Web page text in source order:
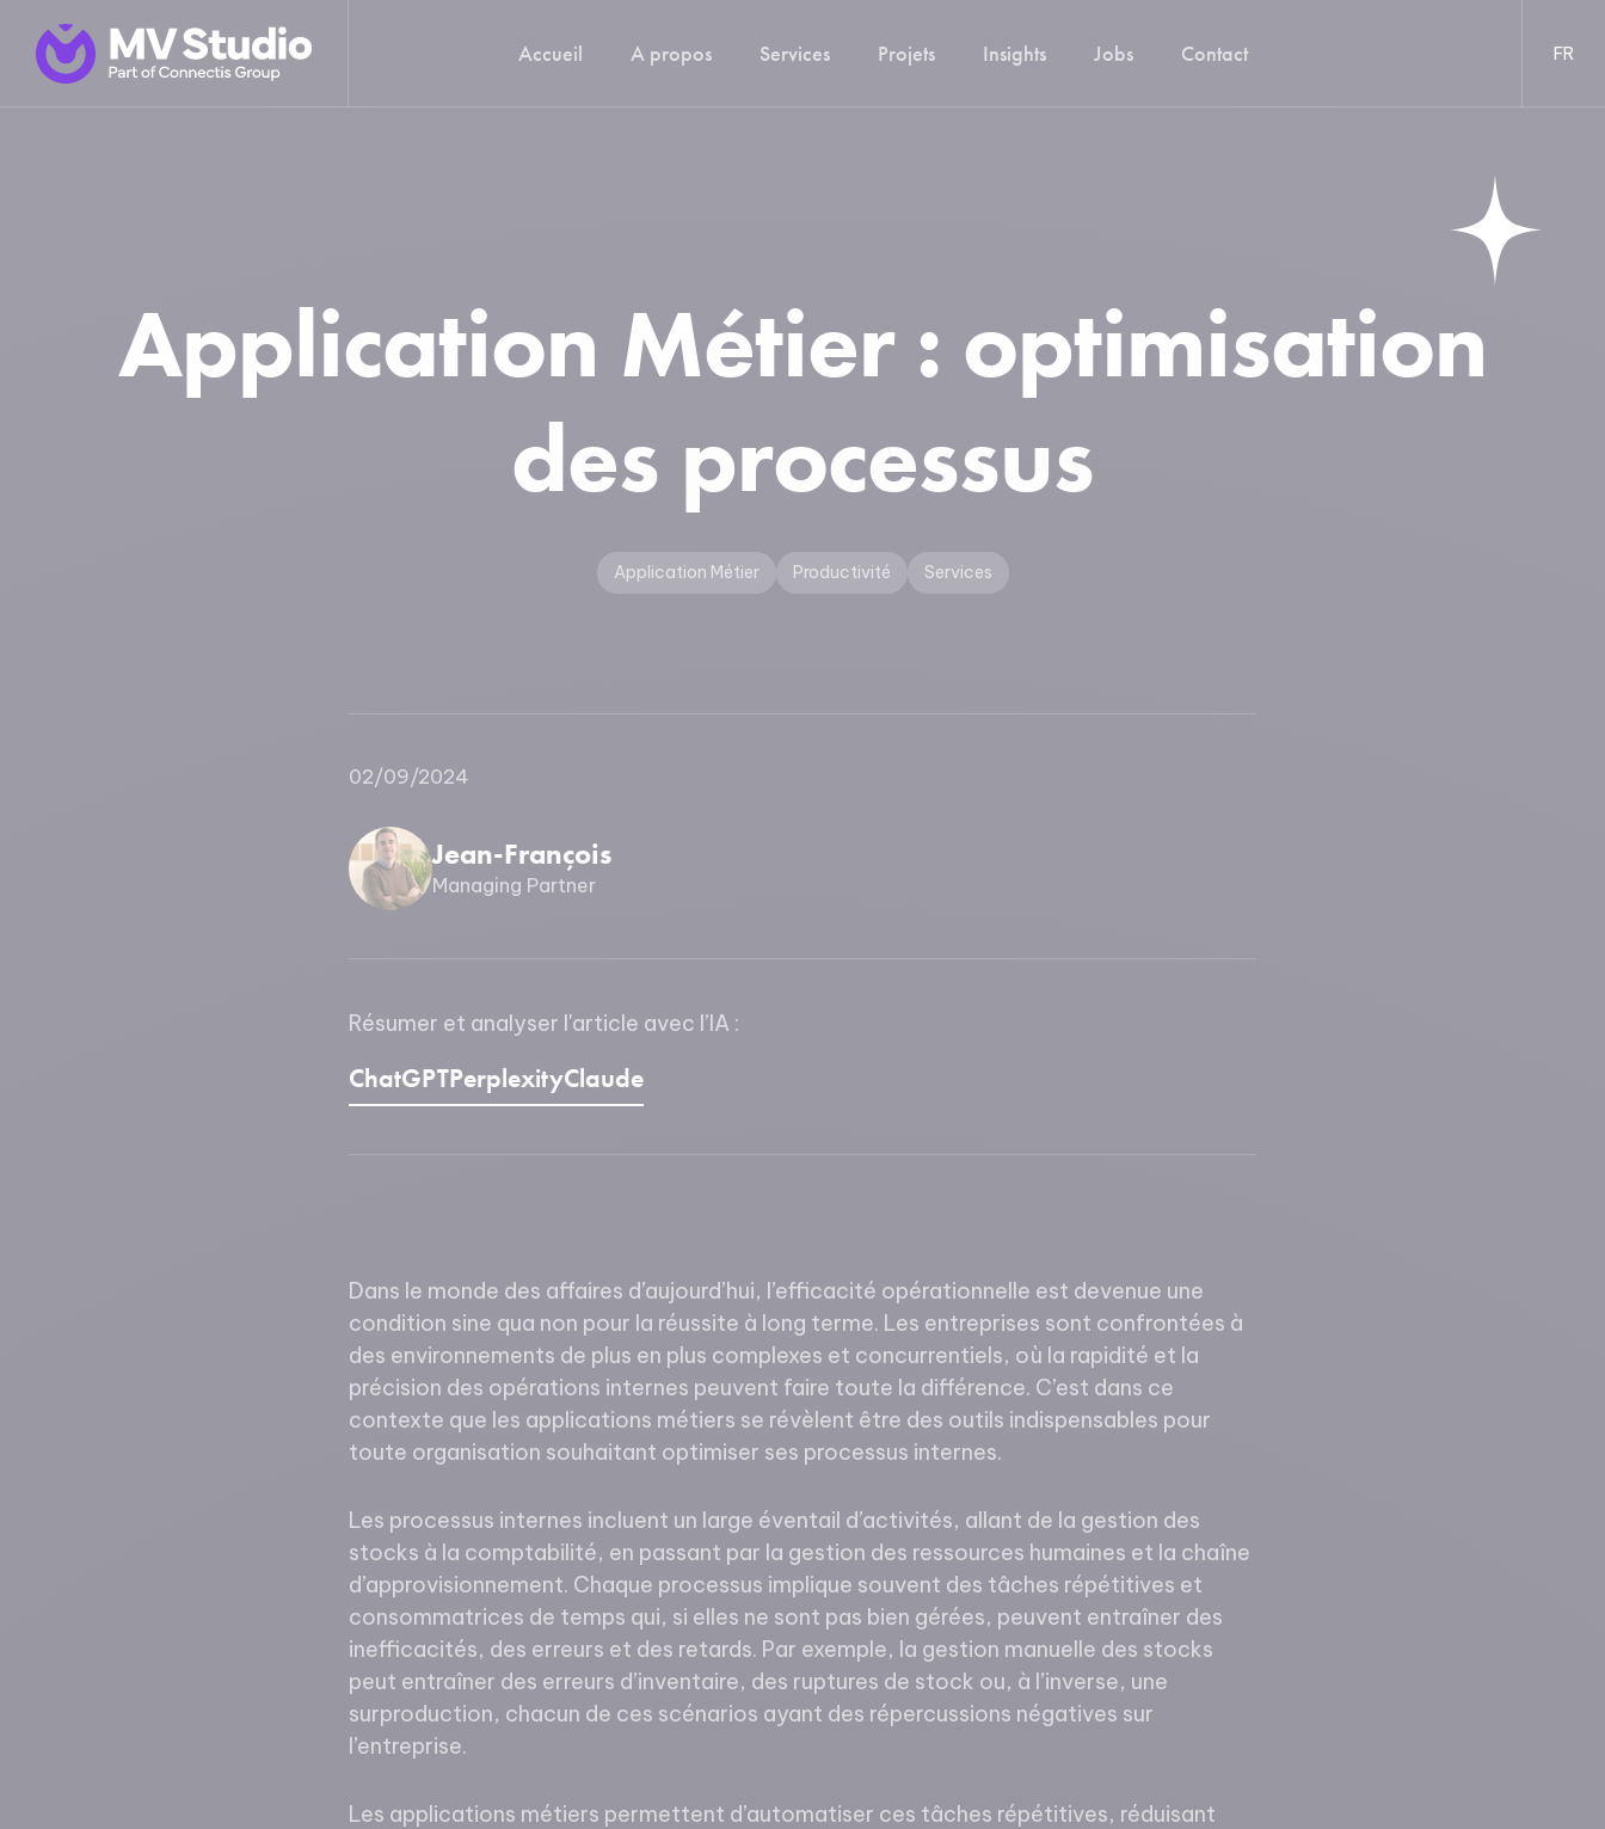
Accueil A propos Services
Migration
Hébergement
Projets Insights Jobs Contact FR
Application Métier : optimisation
des processus
Application Métier Productivité Services
02/09/2024
Jean-François
Managing Partner
Résumer et analyser l'article avec l’IA :
ChatGPTPerplexityClaude
Dans le monde des affaires d’aujourd’hui, l’efficacité opérationnelle est devenue une
condition sine qua non pour la réussite à long terme. Les entreprises sont confrontées à
des environnements de plus en plus complexes et concurrentiels, où la rapidité et la
précision des opérations internes peuvent faire toute la différence. C’est dans ce
contexte que les applications métiers se révèlent être des outils indispensables pour
toute organisation souhaitant optimiser ses processus internes.
Les processus internes incluent un large éventail d’activités, allant de la gestion des
stocks à la comptabilité, en passant par la gestion des ressources humaines et la chaîne
d’approvisionnement. Chaque processus implique souvent des tâches répétitives et
consommatrices de temps qui, si elles ne sont pas bien gérées, peuvent entraîner des
inefficacités, des erreurs et des retards. Par exemple, la gestion manuelle des stocks
peut entraîner des erreurs d’inventaire, des ruptures de stock ou, à l’inverse, une
surproduction, chacun de ces scénarios ayant des répercussions négatives sur
l’entreprise.
Les applications métiers permettent d’automatiser ces tâches répétitives, réduisant